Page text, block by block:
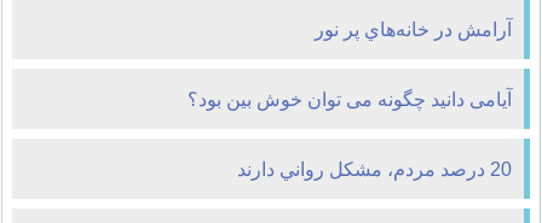
آرامش در خانه‌هاي پر نور
آیامی دانید چگونه می توان خوش بين بود؟
20 درصد مردم، مشکل رواني دارند